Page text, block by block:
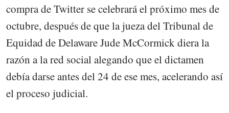
compra de Twitter se celebrará el próximo mes de
octubre, después de que la jueza del Tribunal de
Equidad de Delaware Jude McCormick diera la
razón a la red social alegando que el dictamen
debía darse antes del 24 de ese mes, acelerando así
el proceso judicial.